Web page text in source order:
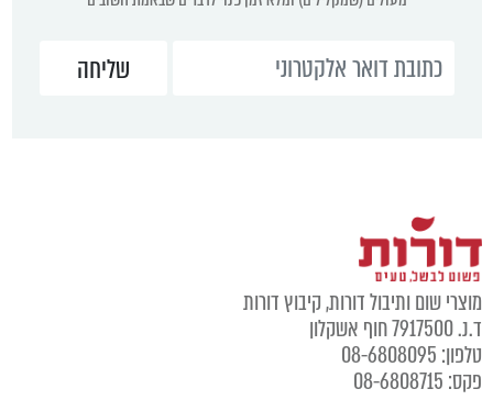
מוצרי שום ותיבול דורות, קיבוץ דורות
ד.נ. 7917500 חוף אשקלון
טלפון: 08-6808095
פקס: 08-6808715